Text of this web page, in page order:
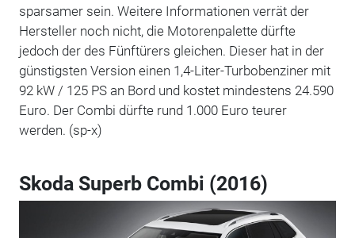
sparsamer sein. Weitere Informationen verrät der
Hersteller noch nicht, die Motorenpalette dürfte
jedoch der des Fünftürers gleichen. Dieser hat in der
günstigsten Version einen 1,4-Liter-Turbobenziner mit
92 kW / 125 PS an Bord und kostet mindestens 24.590
Euro. Der Combi dürfte rund 1.000 Euro teurer
werden. (sp-x)
Skoda Superb Combi (2016)